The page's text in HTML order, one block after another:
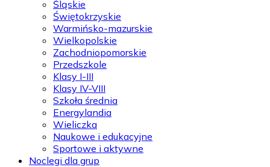
Śląskie
Świętokrzyskie
Warmińsko-mazurskie
Wielkopolskie
Zachodniopomorskie
Przedszkole
Klasy I-III
Klasy IV-VIII
Szkoła średnia
Energylandia
Wieliczka
Naukowe i edukacyjne
Sportowe i aktywne
Noclegi dla grup